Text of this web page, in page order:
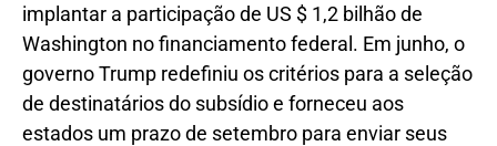
implantar a participação de US $ 1,2 bilhão de
Washington no financiamento federal. Em junho, o
governo Trump redefiniu os critérios para a seleção
de destinatários do subsídio e forneceu aos
estados um prazo de setembro para enviar seus